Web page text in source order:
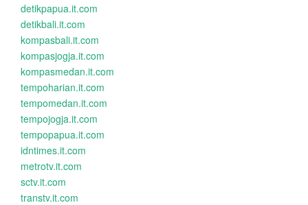
detikpapua.it.com
detikbali.it.com
kompasbali.it.com
kompasjogja.it.com
kompasmedan.it.com
tempoharian.it.com
tempomedan.it.com
tempojogja.it.com
tempopapua.it.com
idntimes.it.com
metrotv.it.com
sctv.it.com
transtv.it.com